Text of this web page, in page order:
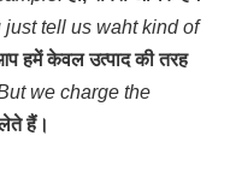
just tell us waht kind of
हमें केवल उत्पाद की तरह
we charge the
हैं।